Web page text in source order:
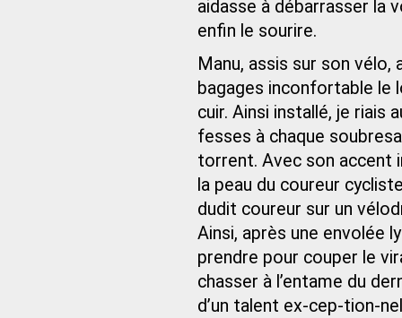
aidasse à débarrasser la
enfin le sourire.
Manu, assis sur son
bagages inconfortable le
cuir. Ainsi installé, je riais
fesses à chaque
torrent. Avec son accent
la peau du coureur
dudit coureur sur un
Ainsi, après une envolée
prendre pour couper le
chasser à l’entame du
d’un talent ex-cep-tion-